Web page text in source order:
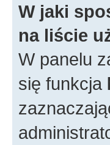
W jaki
na liście
W panelu
się funkcja